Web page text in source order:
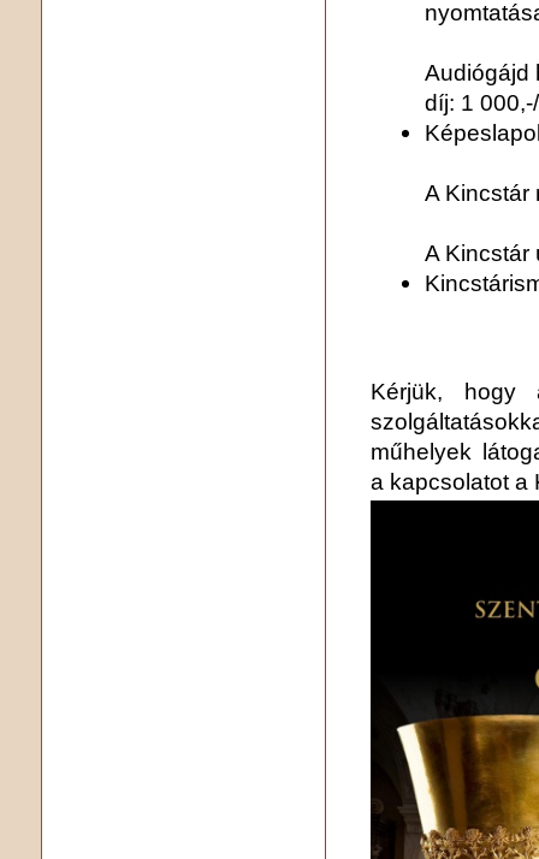
Audiógájd
díj: 1
A Kincstár
A Kincstár
Kérjük, hogy
műhelyek
a kapcsolatot a